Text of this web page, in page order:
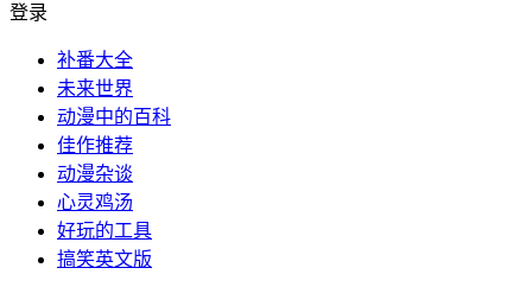
登录
补番大全
未来世界
动漫中的百科
佳作推荐
动漫杂谈
心灵鸡汤
好玩的工具
搞笑英文版